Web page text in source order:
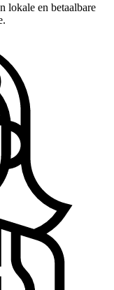
lokale en betaalbare